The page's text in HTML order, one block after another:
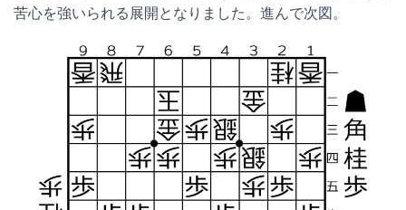
苦心を強いられる展開となりました。進んで次図。